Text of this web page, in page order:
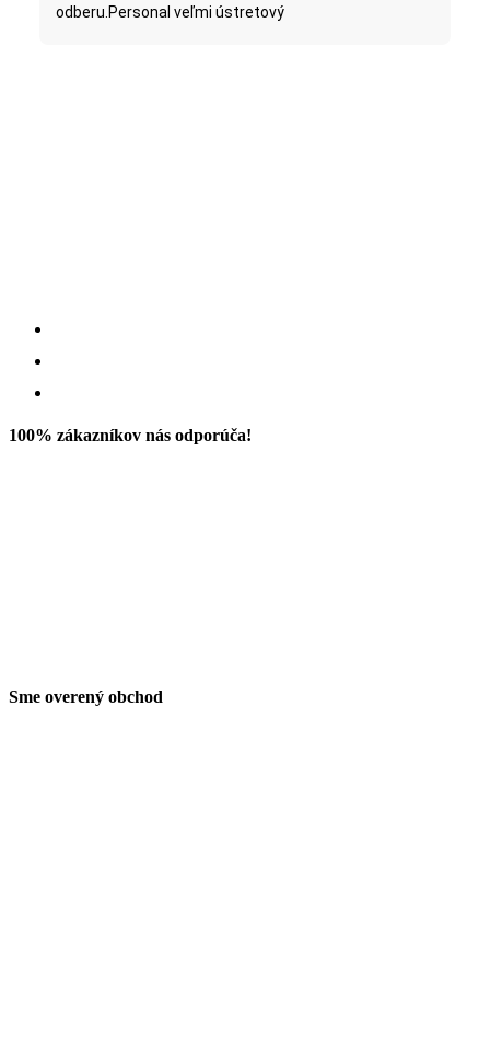
odberu.Personal veľmi ústretový
100% zákazníkov nás odporúča!
Sme overený obchod